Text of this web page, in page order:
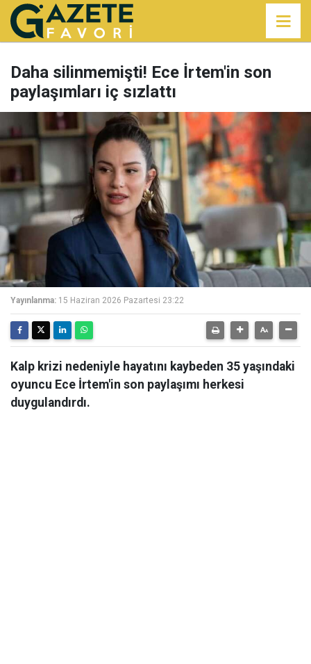
Daha silinmemişti! Ece İrtem'in son
paylaşımları iç sızlattı
Yayınlanma: 15 Haziran 2026 Pazartesi 23:22
Kalp krizi nedeniyle hayatını kaybeden 35 yaşındaki
oyuncu Ece İrtem'in son paylaşımı herkesi
duygulandırdı.